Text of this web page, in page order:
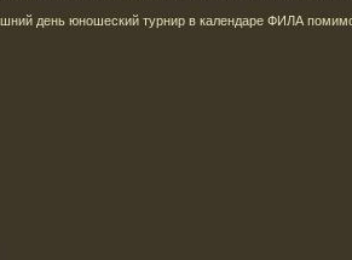
день юношеский турнир в календаре ФИЛА